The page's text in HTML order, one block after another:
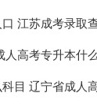
江苏成考录取
人高考专升本什
目 辽宁省成人